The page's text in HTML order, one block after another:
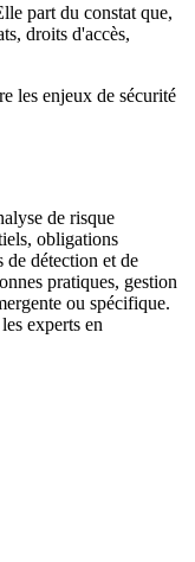
part du constat que,
droits d'accès,
les enjeux de sécurité
de risque
obligations
de détection et de
pratiques, gestion
ou spécifique.
experts en